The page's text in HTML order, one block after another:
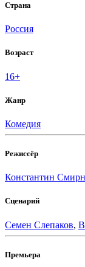
Страна
Россия
Возраст
16+
Жанр
Комедия
Режиссёр
Константин
Сценарий
Семен Слепаков,
Премьера